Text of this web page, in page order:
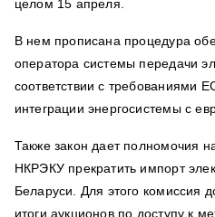
целом 15 апреля.
В нем прописана процедура
оператора системы передачи
соответствии с требованиями
интеграции энергосистемы с
Также закон дает полномочия
НКРЭКУ прекратить импорт
Беларуси. Для этого комиссия
итоги аукционов по доступу к